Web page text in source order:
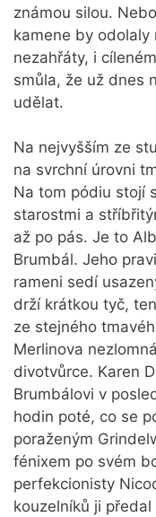
známou silou.
kamene by odolaly
nezahřáty, i
smůla, že už dnes
udělat.
Na nejvyšším ze
na svrchní úrovni
Na tom pódiu stojí
starostmi a
až po pás. Je to
Brumbál. Jeho
rameni sedí
drží krátkou tyč,
ze stejného
Merlinova
divotvůrce. Karen
Brumbálovi v
hodin poté, co se
poraženým
fénixem po svém
perfekcionisty
kouzelníků ji